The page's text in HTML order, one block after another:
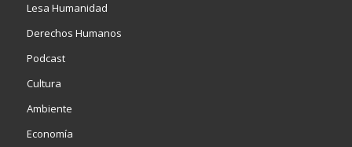
Lesa Humanidad
Derechos Humanos
Podcast
Cultura
Ambiente
Economía